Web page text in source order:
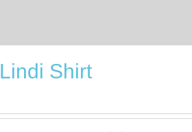
Lindi Shirt